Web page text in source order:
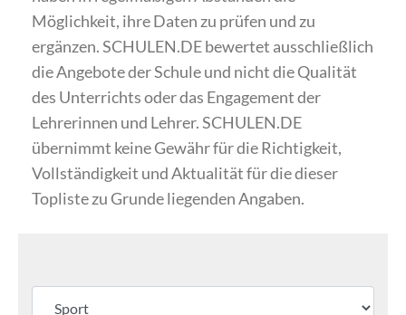
Möglichkeit, ihre Daten zu prüfen und zu
ergänzen. SCHULEN.DE bewertet ausschließlich
die Angebote der Schule und nicht die Qualität
des Unterrichts oder das Engagement der
Lehrerinnen und Lehrer. SCHULEN.DE
übernimmt keine Gewähr für die Richtigkeit,
Vollständigkeit und Aktualität für die dieser
Topliste zu Grunde liegenden Angaben.